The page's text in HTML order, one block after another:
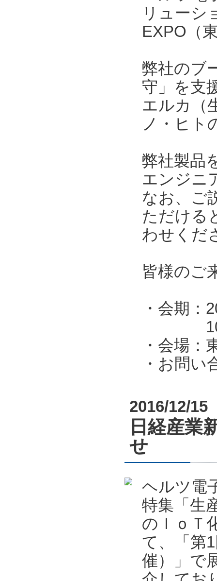
リューシ
EXPO（
弊社のブ
守」を支
エルカ（
ノ・ヒト
弊社製品
エンジニ
なお、ご
ただける
わせくだ
皆様のご
・会期
10:00-
・会場
・お問
2016/12/15
日経産業
せ
ヘルツ電
特集「生
のＩｏＴ
て、「第
催）」で